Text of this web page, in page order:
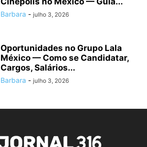
Barbara - julho 3, 2026
Oportunidades no Grupo Lala
México — Como se Candidatar,
Cargos, Salários...
Barbara - julho 3, 2026